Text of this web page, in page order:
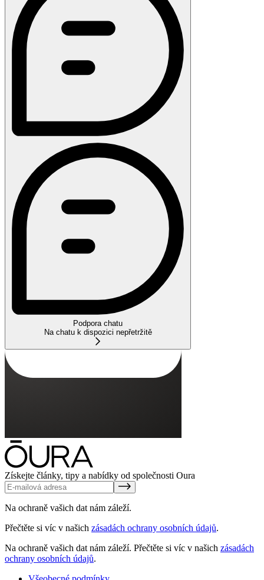
Podpora chatu
Na chatu k dispozici nepřetržitě
Získejte články, tipy a nabídky od společnosti Oura
Na ochraně vašich dat nám záleží.
Přečtěte si víc v našich zásadách ochrany osobních údajů.
Na ochraně vašich dat nám záleží. Přečtěte si víc v našich zásadách
ochrany osobních údajů.